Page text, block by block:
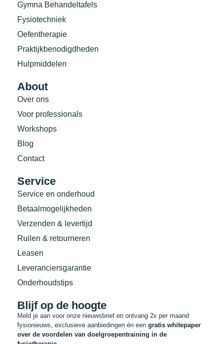
Gymna Behandeltafels
Fysiotechniek
Oefentherapie
Praktijkbenodigdheden
Hulpmiddelen
About
Over ons
Voor professionals
Workshops
Blog
Contact
Service
Service en onderhoud
Betaalmogelijkheden
Verzenden & levertijd
Ruilen & retourneren
Leasen
Leveranciersgarantie
Onderhoudstips
Blijf op de hoogte
Meld je aan voor onze nieuwsbrief en ontvang 2x per maand
fysionieuws, exclusieve aanbiedingen én een gratis whitepaper
over de voordelen van doelgroepentraining in de